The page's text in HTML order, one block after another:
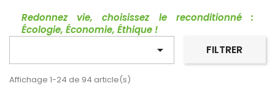
Redonnez vie, choisissez le reconditionné :
Écologie, Économie, Éthique !
 FILTRER
Affichage 1-24 de 94 article(s)